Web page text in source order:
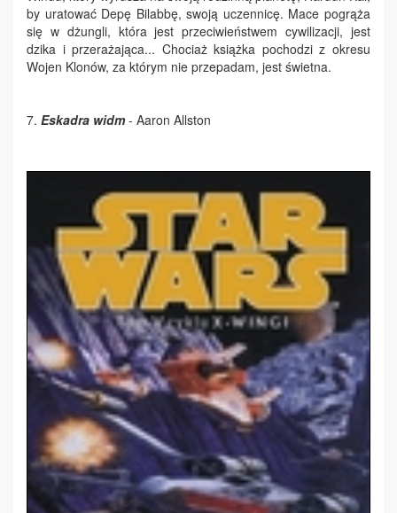
by uratować Depę Bilabbę, swoją uczennicę. Mace pogrąża
się w dżungli, która jest przeciwieństwem cywilizacji, jest
dzika i przerażająca... Chociaż książka pochodzi z okresu
Wojen Klonów, za którym nie przepadam, jest świetna.
7. Eskadra widm- Aaron Allston